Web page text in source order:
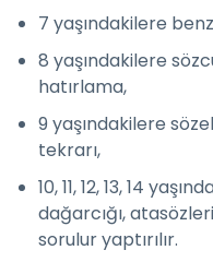
7 yaşındakilere
8 yaşındakilere
hatırlama,
9 yaşındakilere
tekrarı,
10, 11, 12, 13, 14
dağarcığı,
sorulur yaptırılır.